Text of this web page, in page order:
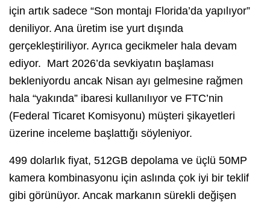
için artık sadece “Son montajı Florida’da yapılıyor”
deniliyor. Ana üretim ise yurt dışında
gerçekleştiriliyor. Ayrıca gecikmeler hala devam
ediyor. Mart 2026’da sevkiyatın başlaması
bekleniyordu ancak Nisan ayı gelmesine rağmen
hala “yakında” ibaresi kullanılıyor ve FTC’nin
(Federal Ticaret Komisyonu) müşteri şikayetleri
üzerine inceleme başlattığı söyleniyor.
499 dolarlık fiyat, 512GB depolama ve üçlü 50MP
kamera kombinasyonu için aslında çok iyi bir teklif
gibi görünüyor. Ancak markanın sürekli değişen